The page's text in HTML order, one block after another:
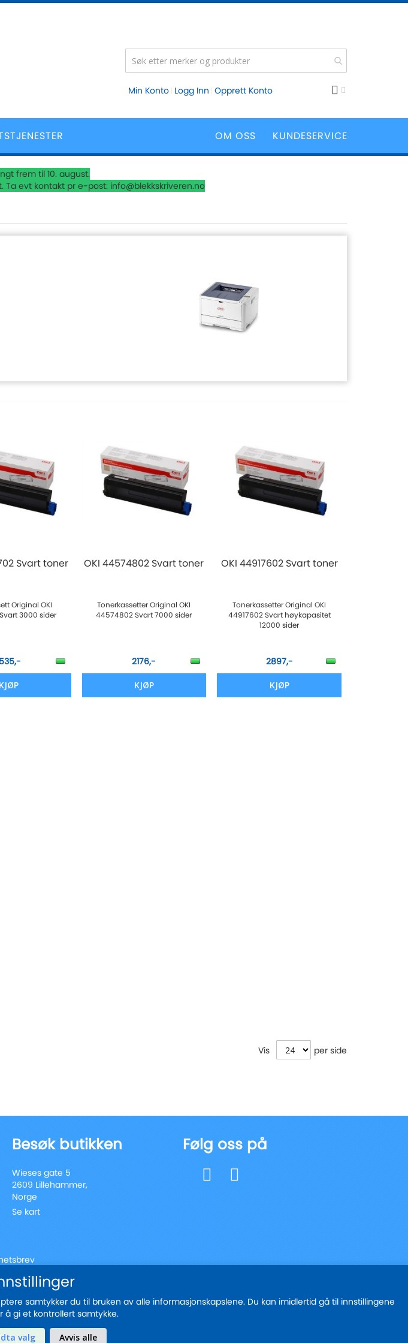
Min Konto Logg Inn Opprett Konto
KUNDESERVICE
OM OSS
frem til 10. august.
evt kontakt pr e-post: info@blekkskriveren.no
Svart toner
Original OKI
3000 sider
KJØP
OKI 44574802 Svart toner
Tonerkassetter Original OKI
44574802 Svart 7000 sider
2176,-
KJØP
OKI 44917602 Svart toner
Tonerkassetter Original OKI
44917602 Svart høykapasitet
12000 sider
2897,-
KJØP
Vis per side
Besøk butikken
Wieses gate 5
2609 Lillehammer,
Norge
Se kart
Følg oss på
Send
med
samtykker du til bruken av alle informasjonskapslene. Du kan imidlertid gå til innstillingene
å gi et kontrollert samtykke.
valg Avvis alle